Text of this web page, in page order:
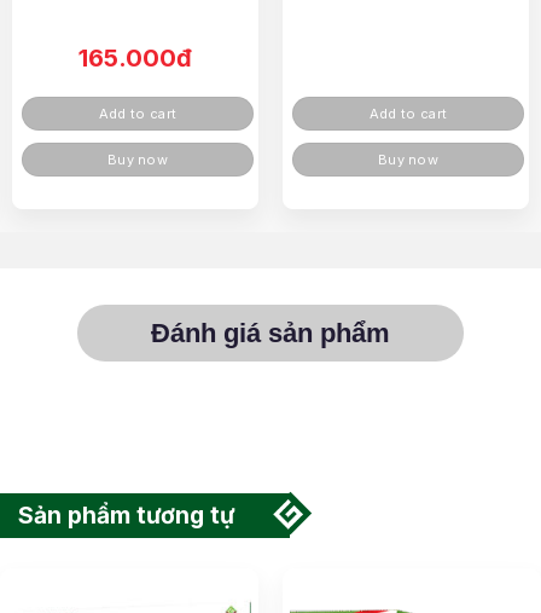
249.000đ
Add to cart
Buy now
Add to cart
Buy now
Đánh giá sản phẩm
Sản phẩm tương tự